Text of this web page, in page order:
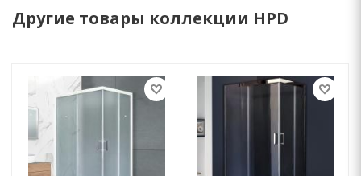
Другие товары коллекции HPD